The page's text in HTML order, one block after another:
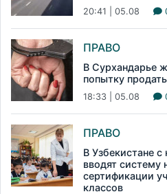
20:41 | 05.08
ПРАВО
В Сурхандарье
попытку
18:33 | 05.08
ПРАВО
В Узбекистане с
вводят систему
сертификации
классов